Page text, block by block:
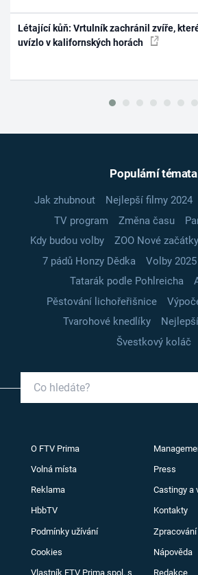
Létající kůň: Vrtulník zachránil zvíře,
uvízlo v kalifornských horách
Populární témata
Jak zhubnout Nejlepší filmy 2024
TV program
Změna času
Kdy budou volby
ZOO Nové začátky
7 pádů Honzy Dědka
Volby 2025
Tatarák podle Pohlreicha
Pěstování lichořeřišnice
Tvarohové knedlíky
Švestkový koláč
O FTV Prima
Volná místa Press
Reklama Castingy a
HbbTV Kontakty
Podmínky užívání
Cookies Nápověda
Vlastník FTV Prima spol. s Redakce